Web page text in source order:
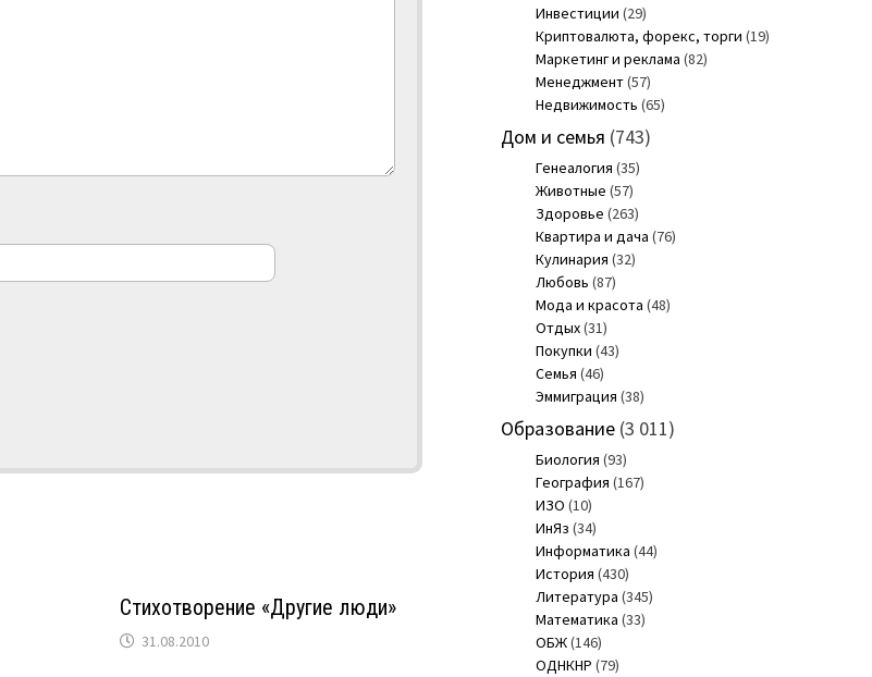
Стихотворение «Другие люди»
31.08.2010
Инвестиции (29)
Криптовалюта, форекс, торги (19)
Маркетинг и реклама (82)
Менеджмент(57)
Недвижимость (65)
Дом и семья (743)
Генеалогия (35)
Животные (57)
Здоровье (263)
Квартира и дача (76)
Кулинария (32)
Любовь (87)
Мода и красота (48)
Отдых(31)
Покупки (43)
Семья (46)
Эммиграция (38)
Образование(3 011)
Биология (93)
География (167)
ИЗО (10)
ИнЯз (34)
Информатика (44)
История (430)
Литература (345)
Математика (33)
ОБЖ(146)
ОДНКНР (79)